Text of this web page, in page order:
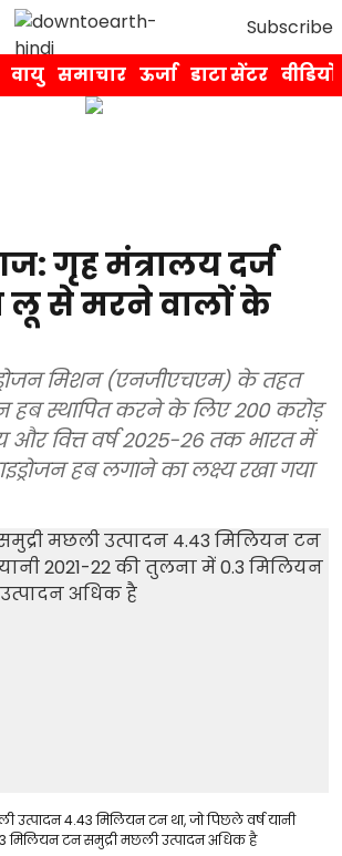
Subscribe
वायु समाचार ऊर्जा डाटा सेंटर वीडियो
गृह मंत्रालय दर्ज
लू से मरने वालों के
मिशन (एनजीएचएम) के तहत
हब स्थापित करने के लिए 200 करोड़
और वित्त वर्ष 2025-26 तक भारत में
हब लगाने का लक्ष्य रखा गया
उत्पादन 4.43 मिलियन टन था, जो पिछले वर्ष यानी
मिलियन टन समुद्री मछली उत्पादन अधिक है